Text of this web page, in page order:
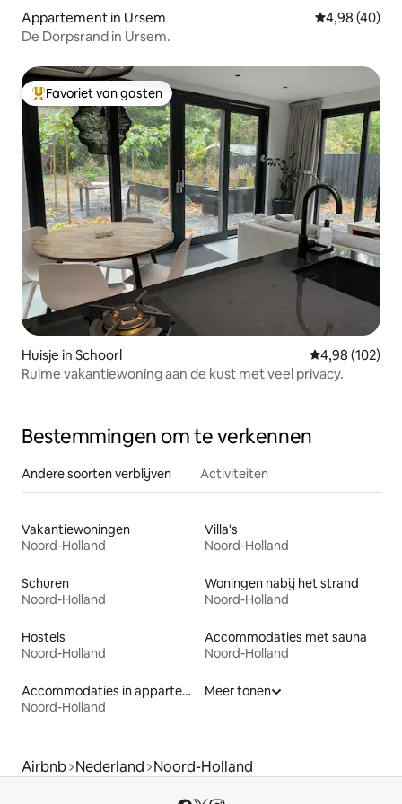
Appartement in Ursem Gemiddelde
4,98 (40)
De Dorpsrand in Ursem.
Topfavoriet van gasten
Favoriet van gasten
Huisje in Schoorl Gemiddelde
4,98 (102)
Ruime vakantiewoning aan de kust met veel privacy.
Bestemmingen om te verkennen
Andere soorten verblijven Activiteiten
Vakantiewoningen
Noord-Holland
Villa's
Noord-Holland
Schuren
Noord-Holland
Woningen nabij het strand
Noord-Holland
Hostels
Noord-Holland
Accommodaties met sauna
Noord-Holland
Accommodaties in appartementen met diensten
Noord-Holland
Meer tonen
Airbnb Nederland Noord-Holland